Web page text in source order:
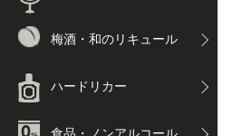
梅酒・和のリキュール
ハードリカー
食品・ノンアルコール